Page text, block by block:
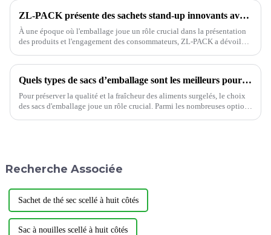
ZL-PACK présente des sachets stand-up innovants avec fenêtre pour des solutions d'emballage polyvalentes
À une époque où l'emballage joue un rôle crucial dans la présentation
des produits et l'engagement des consommateurs, ZL-PACK a dévoilé
Quels types de sacs d’emballage sont les meilleurs pour les aliments surgelés ?
Pour préserver la qualité et la fraîcheur des aliments surgelés, le choix
des sacs d'emballage joue un rôle crucial. Parmi les nombreuses options
Recherche Associée
Sachet de thé sec scellé à huit côtés
Sac à nouilles scellé à huit côtés